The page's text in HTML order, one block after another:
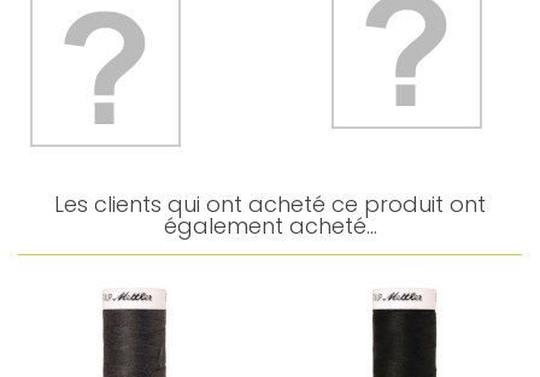
Les clients qui ont acheté ce produit ont
également acheté...